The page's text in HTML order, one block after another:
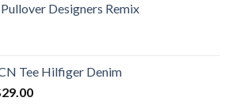
Designers Remix
Tee Hilfiger Denim
29.00